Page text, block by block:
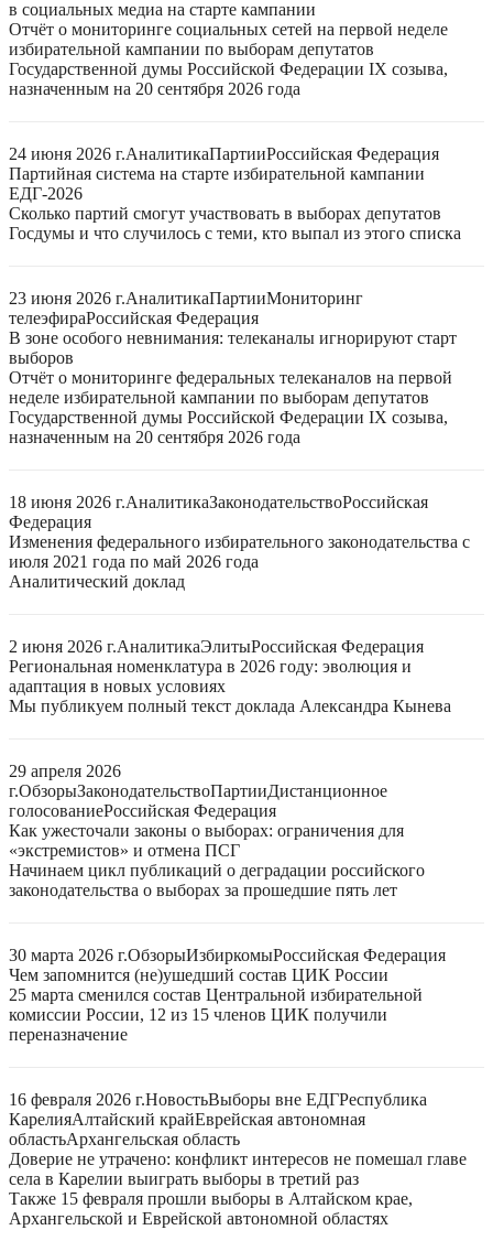
в социальных медиа на старте кампании
Отчёт о мониторинге социальных сетей на первой неделе
избирательной кампании по выборам депутатов
Государственной думы Российской Федерации IX созыва,
назначенным на 20 сентября 2026 года
24 июня 2026 г.АналитикаПартииРоссийская Федерация
Партийная система на старте избирательной кампании
ЕДГ-2026
Сколько партий смогут участвовать в выборах депутатов
Госдумы и что случилось с теми, кто выпал из этого списка
23 июня 2026 г.АналитикаПартииМониторинг
телеэфираРоссийская Федерация
В зоне особого невнимания: телеканалы игнорируют старт
выборов
Отчёт о мониторинге федеральных телеканалов на первой
неделе избирательной кампании по выборам депутатов
Государственной думы Российской Федерации IX созыва,
назначенным на 20 сентября 2026 года
18 июня 2026 г.АналитикаЗаконодательствоРоссийская
Федерация
Изменения федерального избирательного законодательства с
июля 2021 года по май 2026 года
Аналитический доклад
2 июня 2026 г.АналитикаЭлитыРоссийская Федерация
Региональная номенклатура в 2026 году: эволюция и
адаптация в новых условиях
Мы публикуем полный текст доклада Александра Кынева
29 апреля 2026
г.ОбзорыЗаконодательствоПартииДистанционное
голосованиеРоссийская Федерация
Как ужесточали законы о выборах: ограничения для
«экстремистов» и отмена ПСГ
Начинаем цикл публикаций о деградации российского
законодательства о выборах за прошедшие пять лет
30 марта 2026 г.ОбзорыИзбиркомыРоссийская Федерация
Чем запомнится (не)ушедший состав ЦИК России
25 марта сменился состав Центральной избирательной
комиссии России, 12 из 15 членов ЦИК получили
переназначение
16 февраля 2026 г.НовостьВыборы вне ЕДГРеспублика
КарелияАлтайский крайЕврейская автономная
областьАрхангельская область
Доверие не утрачено: конфликт интересов не помешал главе
села в Карелии выиграть выборы в третий раз
Также 15 февраля прошли выборы в Алтайском крае,
Архангельской и Еврейской автономной областях